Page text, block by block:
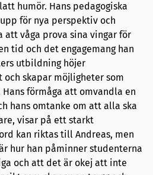
humör. Hans pedagogiska
för nya perspektiv och
att våga prova sina vingar för
tid och det engagemang han
utbildning höjer
skapar möjligheter som
förmåga att omvandla en
hans omtanke om att alla ska
visar på ett starkt
kan riktas till Andreas, men
hur han påminner studenterna
och att det är okej att inte